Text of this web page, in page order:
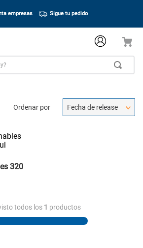
empresas Sigue tu pedido
Ordenar por Fecha de release
320
todos los 1 productos